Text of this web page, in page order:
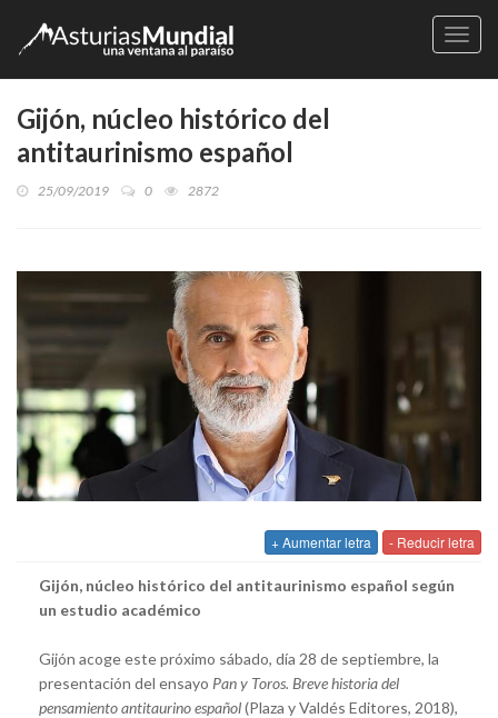
Gijón, núcleo histórico del
antitaurinismo español
25/09/2019 0 2872
+ Aumentar letra - Reducir letra
Gijón, núcleo histórico del antitaurinismo español según
un estudio académico
Gijón acoge este próximo sábado, día 28 de septiembre, la
presentación del ensayo Pan y Toros. Breve historia del
pensamiento antitaurino español(Plaza y Valdés Editores, 2018),